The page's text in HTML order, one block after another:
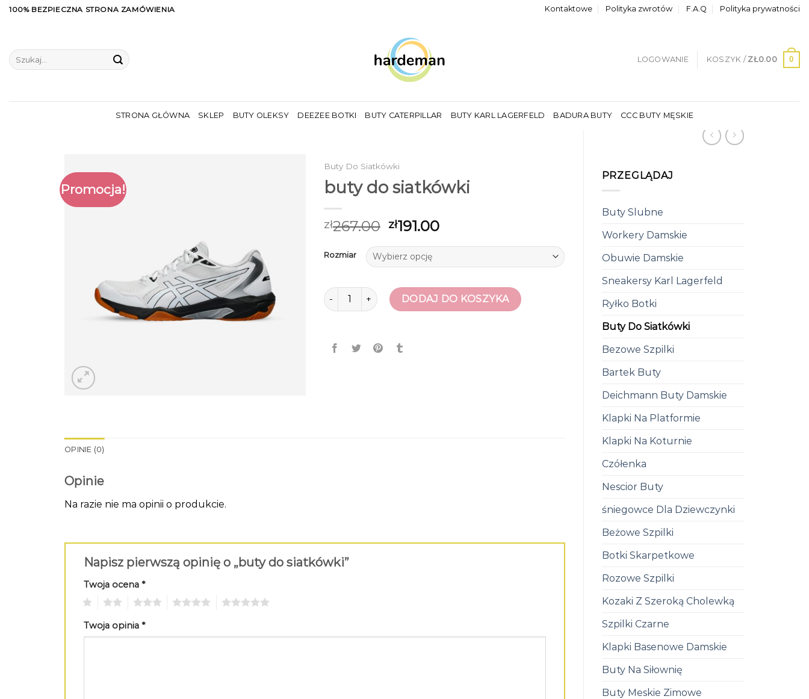
Skip100% BEZPIECZNA STRONA ZAMÓWIENIA Kontaktowe Polityka zwrotów F.A.Q Polityka prywatności
Szukaj:
LOGOWANIE KOSZYK / ZŁ0.00 0
STRONA GŁÓWNA SKLEP BUTY OLEKSY DEEZEE BOTKI BUTY CATERPILLAR BUTY KARL LAGERFELD BADURA BUTY CCC BUTY MĘSKIE
PRZEGLĄDAJ
Buty Slubne
Workery Damskie
Obuwie Damskie
Sneakersy Karl Lagerfeld
Ryłko Botki
Buty Do Siatkówki
Bezowe Szpilki
Bartek Buty
Deichmann Buty Damskie
Klapki Na Platformie
Klapki Na Koturnie
Czółenka
Nescior Buty
śniegowce Dla Dziewczynki
Beżowe Szpilki
Botki Skarpetkowe
Rozowe Szpilki
Kozaki Z Szeroką Cholewką
Szpilki Czarne
Klapki Basenowe Damskie
Buty Na Siłownię
Buty Meskie Zimowe
Promocja!
Buty Do Siatkówki
buty do siatkówki
zł267.00 zł191.00
Rozmiar
ilość buty do siatkówkiDODAJ DO KOSZYKA
OPINIE (0)
Opinie
Na razie nie ma opinii o produkcie.
Napisz pierwszą opinię o „buty do siatkówki”
Twoja ocena *
Twoja opinia *